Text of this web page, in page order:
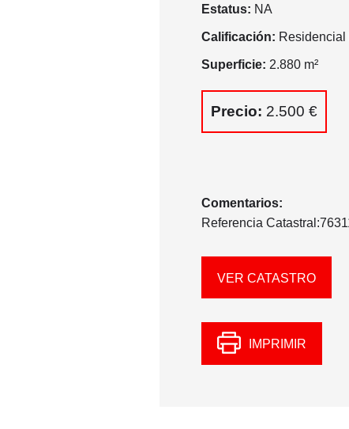
Estatus: NA
Calificación:
Superficie: 2.880 m²
Precio: 2.500 €
Comentarios:
Referencia
VER CATASTRO
IMPRIMIR